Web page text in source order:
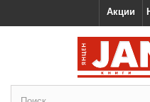
Акции